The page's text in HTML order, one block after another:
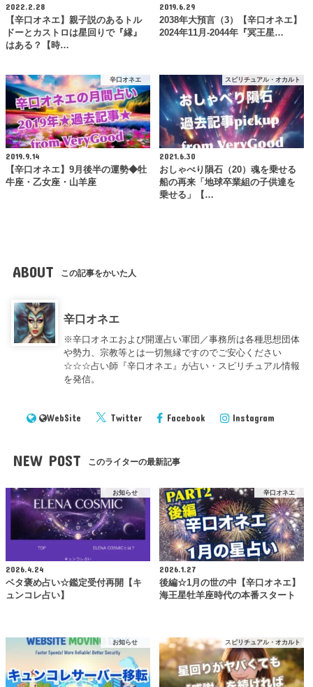
2022.2.28
【辛口オネエ】親子説のあるトル
ドーとカストロは星回りで『縁』
はある？【時…
2019.6.29
2038年大預言（3）【辛口オネエ】
2024年11月-2044年『冥王星…
辛口オネエ
2019.9.14
【辛口オネエ】9月後半の運勢◆牡
牛座・乙女座・山羊座
スピリチュアル・オカルト
2021.6.30
おしゃべり隕石（20）魂を乗せる
船の再来「地球卒業組の子供達を
乗せる」【…
ABOUT この記事をかいた人
辛口オネエ
※辛口オネエおよび開運占い軍団／事務所は各種思想団体
や勢力、宗教等とは一切無縁ですのでご安心ください
☆☆☆占い師『辛口オネエ』が占い・スピリチュアル情報
を発信。
WebSite Twitter Facebook Instagram
NEW POST このライターの最新記事
お知らせ
2026.4.24
ベタ褒め占い☆鑑定受付再開【キ
ュンコレ占い】
辛口オネエ
2026.1.27
後編☆1月の世の中【辛口オネエ】
海王星牡羊座時代の本番スタート
お知らせ スピリチュアル・オカルト